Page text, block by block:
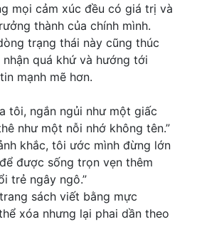
mọi cảm xúc đều có giá trị và
thành của chính mình.
trạng thái này cũng thúc
quá khứ và hướng tới
mạnh mẽ hơn.
tôi, ngắn ngủi như một giấc
như một nỗi nhớ không tên.”
khắc, tôi ước mình đừng lớn
được sống trọn vẹn thêm
trẻ ngây ngô.”
sách viết bằng mực
xóa nhưng lại phai dần theo